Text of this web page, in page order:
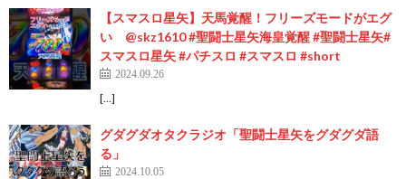
【スマスロ星矢】天馬覚醒！フリーズモードがエグ
い @skz1610 #聖闘士星矢海皇覚醒 #聖闘士星矢#
スマスロ星矢 #パチスロ #スマスロ #short
2024.09.26
[…]
グダグダオタクラジオ「聖闘士星矢をグダグダ語
る」
2024.10.05